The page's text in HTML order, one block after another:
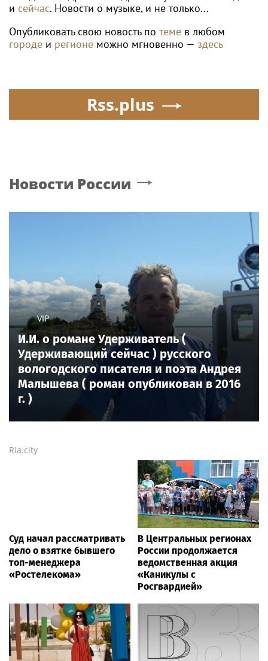
и сейчас. Новости о музыке, и не только...
Опубликовать свою новость по теме в любом
городе и регионе можно мгновенно — здесь
Rss.plus
Новости России
VIP
И.И. о романе Удерживатель (
Удерживающий сейчас ) русского
вологодского писателя и поэта Андрея
Малышева ( роман опубликован в 2016
г. )
Ria.city
Суд начал рассматривать
дело о взятке бывшего
топ-менеджера
«Ростелекома»
В Центральных регионах
России продолжается
ведомственная акция
«Каникулы с
Росгвардией»